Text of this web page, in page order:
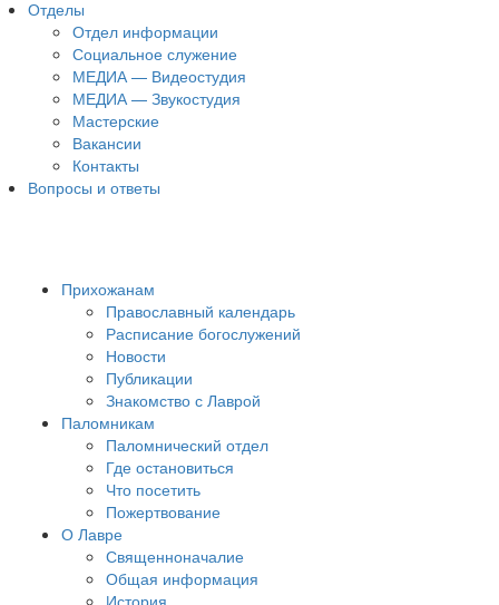
Отделы
Отдел информации
Социальное служение
МЕДИА — Видеостудия
МЕДИА — Звукостудия
Мастерские
Вакансии
Контакты
Вопросы и ответы
Прихожанам
Православный календарь
Расписание богослужений
Новости
Публикации
Знакомство с Лаврой
Паломникам
Паломнический отдел
Где остановиться
Что посетить
Пожертвование
О Лавре
Священноначалие
Общая информация
История